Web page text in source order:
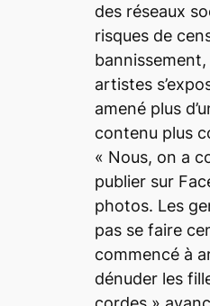
des réseaux
risques de
bannissement,
artistes
amené plus
contenu plus
« Nous, on a
publier sur
photos. Les
pas se faire
commencé à
dénuder les